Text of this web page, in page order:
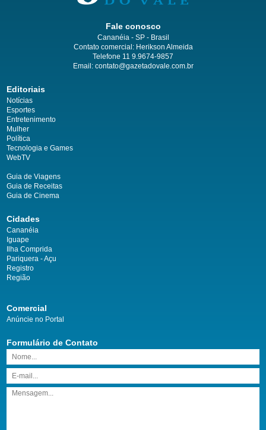
Fale conosco
Cananéia - SP - Brasil
Contato comercial: Herikson Almeida
Telefone 11 9.9674-9857
Email: contato@gazetadovale.com.br
Editoriais
Notícias
Esportes
Entretenimento
Mulher
Política
Tecnologia e Games
WebTV
Guia de Viagens
Guia de Receitas
Guia de Cinema
Cidades
Cananéia
Iguape
Ilha Comprida
Pariquera - Açu
Registro
Região
Comercial
Anúncie no Portal
Formulário de Contato